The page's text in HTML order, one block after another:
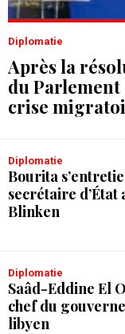
Diplomatie
Après la
du
crise
Diplomatie
Bourita
secrétaire
Blinken
Diplomatie
Saâd-Eddine El
chef du
libyen